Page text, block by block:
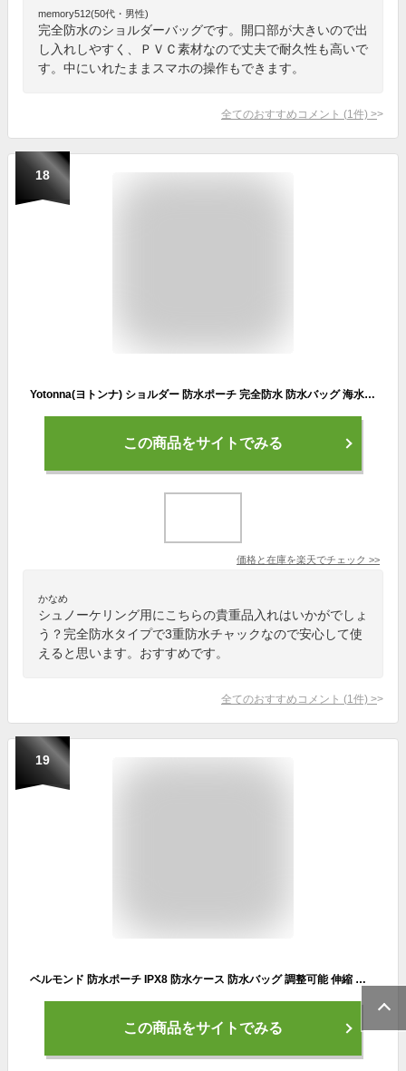
memory512(50代・男性)
完全防水のショルダーバッグです。開口部が大きいので出
し入れしやすく、ＰＶＣ素材なので丈夫で耐久性も高いで
す。中にいれたままスマホの操作もできます。
全てのおすすめコメント (1 件) >
18
Yotonna(ヨトンナ) ショルダー 防水ポーチ 完全防水 防水バッグ 海水浴 [透明窓・撮影可・タッチ可能] 3重防水チャック 小物入れ 防水ケース プールバッグ 海 プール 温泉 釣り アウトドア PV…
この商品をサイトでみる
価格と在庫を楽天でチェック >>
かなめ
シュノーケリング用にこちらの貴重品入れはいかがでしょ
う？完全防水タイプで3重防水チャックなので安心して使
えると思います。おすすめです。
全てのおすすめコメント (1 件) >
19
ベルモンド 防水ポーチ IPX8 防水ケース 防水バッグ 調整可能 伸縮 ストレッチベルト | 水に浮く フローティング | ウエ スト ボディ ショルダー 肩掛け | 海 プール アウトドア 釣り 海水浴 フェス | ぷかぷか防水ポーチ B1109#2 サマーナイトブラック
この商品をサイトでみる